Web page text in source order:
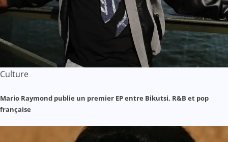
Culture
Mario Raymond publie un premier EP entre Bikutsi, R&B et pop
française